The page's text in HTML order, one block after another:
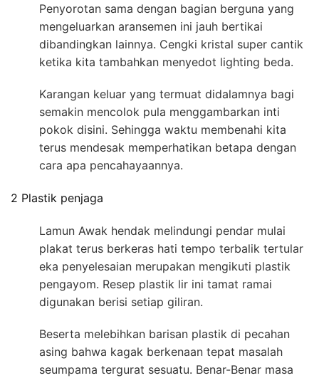
Penyorotan sama dengan bagian berguna yang
mengeluarkan aransemen ini jauh bertikai
dibandingkan lainnya. Cengki kristal super cantik
ketika kita tambahkan menyedot lighting beda.
Karangan keluar yang termuat didalamnya bagi
semakin mencolok pula menggambarkan inti
pokok disini. Sehingga waktu membenahi kita
terus mendesak memperhatikan betapa dengan
cara apa pencahayaannya.
2 Plastik penjaga
Lamun Awak hendak melindungi pendar mulai
plakat terus berkeras hati tempo terbalik tertular
eka penyelesaian merupakan mengikuti plastik
pengayom. Resep plastik lir ini tamat ramai
digunakan berisi setiap giliran.
Beserta melebihkan barisan plastik di pecahan
asing bahwa kagak berkenaan tepat masalah
seumpama tergurat sesuatu. Benar-Benar masa